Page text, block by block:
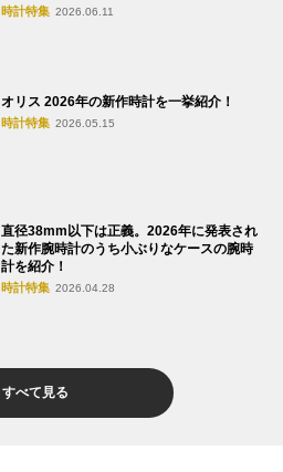
時計特集 2026.06.11
オリス 2026年の新作時計を一挙紹介！
時計特集 2026.05.15
直径38mm以下は正義。2026年に発表され
た新作腕時計のうち小ぶりなケースの腕時
計を紹介！
時計特集 2026.04.28
すべて見る